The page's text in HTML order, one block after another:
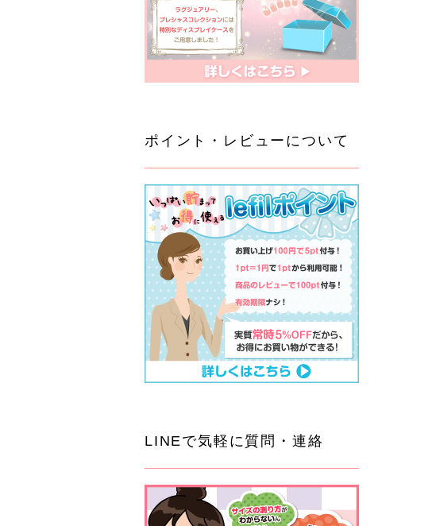
ポイント・レビューについて
LINEで気軽に質問・連絡